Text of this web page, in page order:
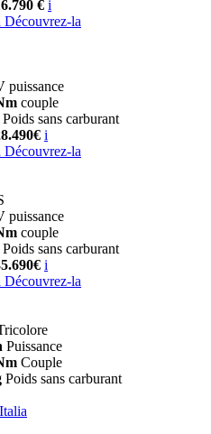
€ i
Découvrez-la
puissance
couple
Poids sans carburant
i
Découvrez-la
puissance
couple
Poids sans carburant
i
Découvrez-la
Puissance
Couple
Poids sans carburant